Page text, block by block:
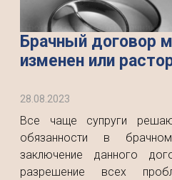
Брачный договор
изменен или
28.08.2023
Все чаще супруги
обязанности в
заключение данного
разрешение всех